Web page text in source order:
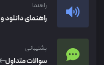
راهنما
راهنمای دانلود
پشتیبانی
سوالات متداول